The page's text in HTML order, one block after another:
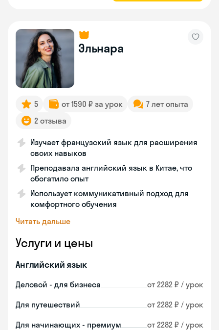
Эльнара
5 от 1590 ₽ за урок
7 лет опыта
2 отзыва
Изучает французский язык для расширения
своих навыков
Преподавала английский язык в Китае, что
обогатило опыт
Использует коммуникативный подход для
комфортного обучения
Читать дальше
Услуги и цены
Английский язык
Деловой - для бизнеса от 2282 ₽ / урок
Для путешествий от 2282 ₽ / урок
Для начинающих - премиум от 2282 ₽ / урок